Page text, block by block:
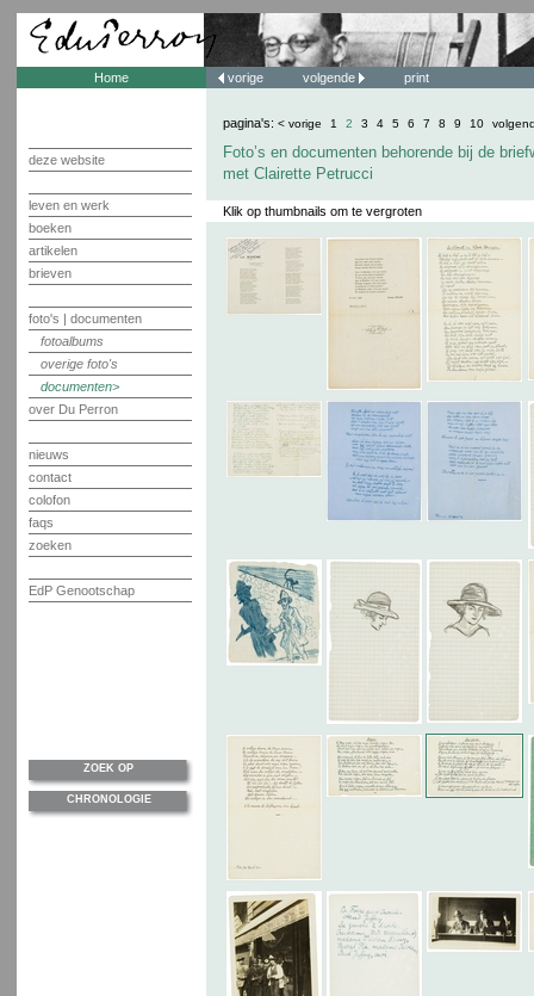
Home
deze website
leven en werk
boeken
artikelen
brieven
foto's | documenten
fotoalbums
overige foto's
documenten
over Du Perron
nieuws
contact
colofon
faqs
zoeken
EdP Genootschap
vorige volgende print
pagina's: < vorige 1 2 3 4 5 6 7 8 9 10
Foto’s en documenten behorende bij de
met Clairette Petrucci
Klik op thumbnails om te vergroten
ZOEK OP
CHRONOLOGIE